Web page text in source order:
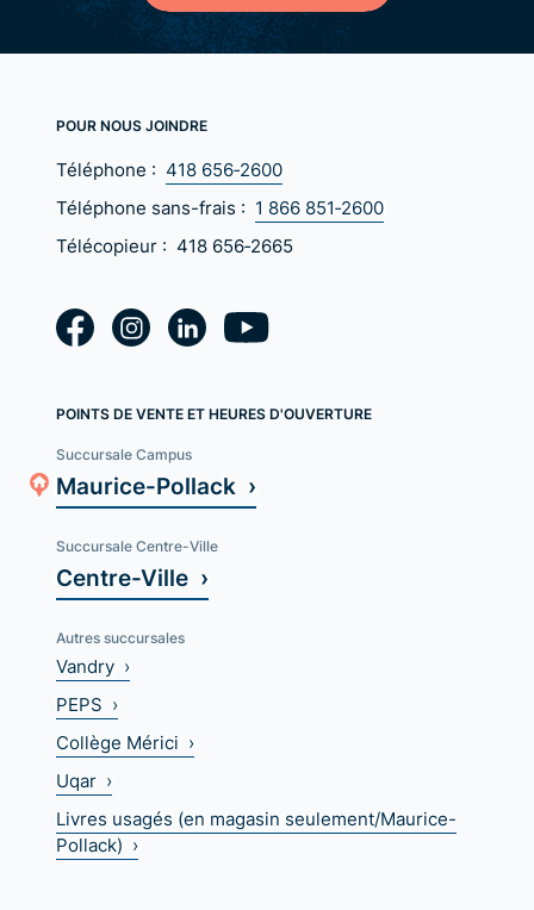
POUR NOUS JOINDRE
Téléphone : 418 656‑2600
Téléphone sans-frais : 1 866 851‑2600
Télécopieur : 418 656‑2665
POINTS DE VENTE ET HEURES D'OUVERTURE
Succursale Campus
Maurice-Pollack ›
Succursale Centre-Ville
Centre-Ville ›
Autres succursales
Vandry ›
PEPS ›
Collège Mérici ›
Uqar ›
Livres usagés (en magasin seulement/Maurice-
Pollack) ›